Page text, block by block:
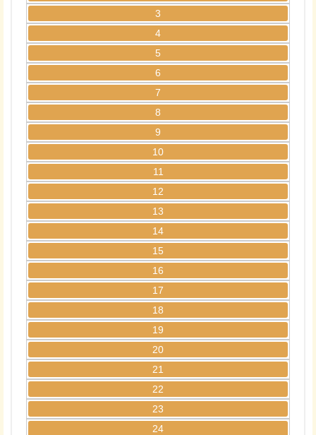
3
4
5
6
7
8
9
10
11
12
13
14
15
16
17
18
19
20
21
22
23
24